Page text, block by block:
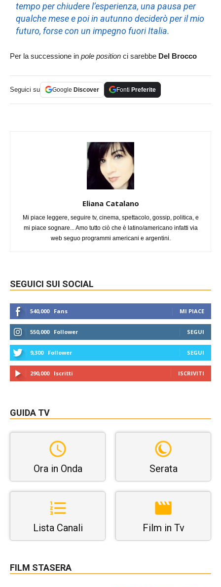
tempo per chiudere l’esperienza, una pausa per
qualche mese e poi in autunno deciderò per il mio
futuro, forse con un impegno fuori Italia.
Per la successione in pole position ci sarebbe Del Brocco
Seguici su Google Discover Fonti Preferite
Eliana Catalano
Mi piace leggere, seguire tv, cinema, spettacolo, gossip, politica, e
mi piace sognare... Amo tutto ciò che è latino/americano infatti via
web seguo programmi americani e argentini.
SEGUICI SUI SOCIAL
540,000 Fans MI PIACE
550,000 Follower SEGUI
9,300 Follower SEGUI
290,000 Iscritti ISCRIVITI
GUIDA TV
Ora in Onda Serata
Lista Canali Film in Tv
FILM STASERA